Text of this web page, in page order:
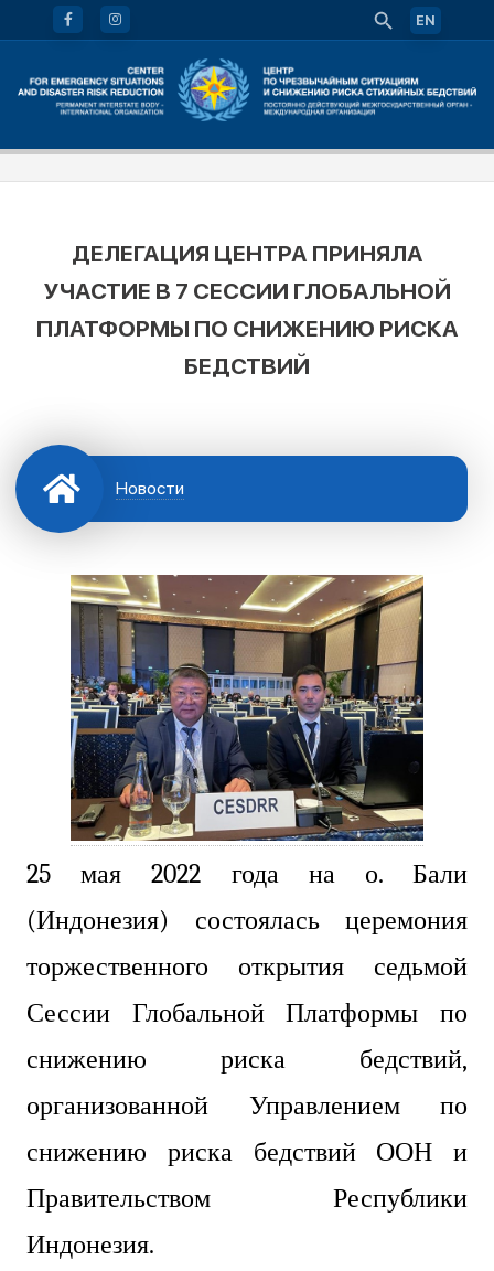
EN
ДЕЛЕГАЦИЯ ЦЕНТРА ПРИНЯЛА
УЧАСТИЕ В 7 СЕССИИ ГЛОБАЛЬНОЙ
ПЛАТФОРМЫ ПО СНИЖЕНИЮ РИСКА
БЕДСТВИЙ
Новости
25 мая 2022 года на о. Бали
(Индонезия) состоялась церемония
торжественного открытия седьмой
Сессии Глобальной Платформы по
снижению риска бедствий,
организованной Управлением по
снижению риска бедствий ООН и
Правительством Республики
Индонезия.